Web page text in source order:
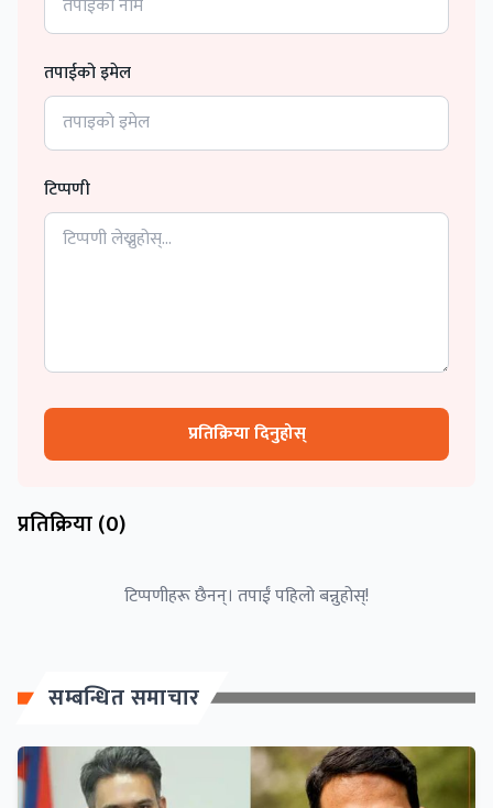
तपाईको इमेल
टिप्पणी
प्रतिक्रिया दिनुहोस्
प्रतिक्रिया (0)
टिप्पणीहरू छैनन्। तपाईं पहिलो बन्नुहोस्!
सम्बन्धित समाचार